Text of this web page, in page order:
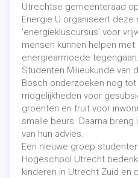
Utrechtse gemeenteraad
Energie U organiseert deze
'energiekluscursus' voor
mensen kunnen helpen
energiearmoede tegengaan.
Studenten Milieukunde van
Bosch onderzoeken nog
mogelijkheden voor
groenten en fruit voor
smalle beurs. Daarna
van hun advies.
Een nieuwe groep
Hogeschool Utrecht
kinderen in Utrecht Zuid en